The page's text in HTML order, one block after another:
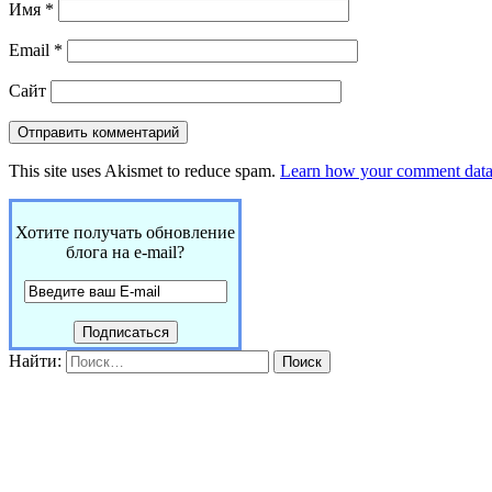
Имя *
Email *
Сайт
This site uses Akismet to reduce spam. Learn how your comment
Хотите получать обновление
блога на e-mail?
Найти: